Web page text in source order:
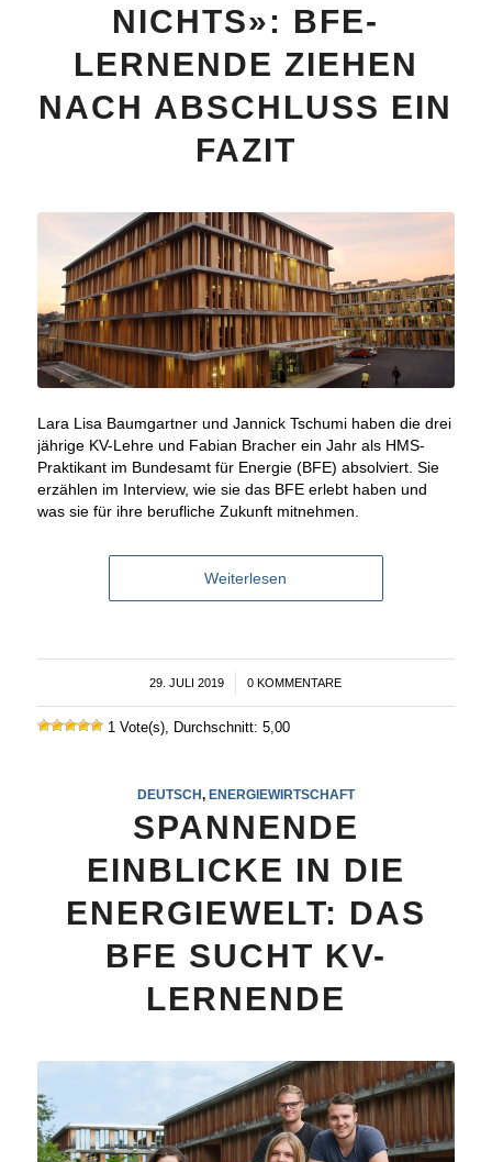
NICHTS»: BFE-
LERNENDE ZIEHEN
NACH ABSCHLUSS EIN
FAZIT
Lara Lisa Baumgartner und Jannick Tschumi haben die drei
jährige KV-Lehre und Fabian Bracher ein Jahr als HMS-
Praktikant im Bundesamt für Energie (BFE) absolviert. Sie
erzählen im Interview, wie sie das BFE erlebt haben und
was sie für ihre berufliche Zukunft mitnehmen.
Weiterlesen
29. JULI 2019 0 KOMMENTARE
1 Vote(s), Durchschnitt: 5,00
DEUTSCH ENERGIEWIRTSCHAFT
SPANNENDE
EINBLICKE IN DIE
ENERGIEWELT: DAS
BFE SUCHT KV-
LERNENDE